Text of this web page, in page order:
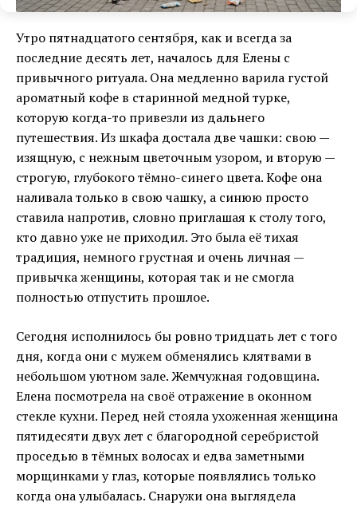
Утро пятнадцатого сентября, как и всегда за
последние десять лет, началось для Елены с
привычного ритуала. Она медленно варила густой
ароматный кофе в старинной медной турке,
которую когда-то привезли из дальнего
путешествия. Из шкафа достала две чашки: свою —
изящную, с нежным цветочным узором, и вторую —
строгую, глубокого тёмно-синего цвета. Кофе она
наливала только в свою чашку, а синюю просто
ставила напротив, словно приглашая к столу того,
кто давно уже не приходил. Это была её тихая
традиция, немного грустная и очень личная —
привычка женщины, которая так и не смогла
полностью отпустить прошлое.
Сегодня исполнилось бы ровно тридцать лет с того
дня, когда они с мужем обменялись клятвами в
небольшом уютном зале. Жемчужная годовщина.
Елена посмотрела на своё отражение в оконном
стекле кухни. Перед ней стояла ухоженная женщина
пятидесяти двух лет с благородной серебристой
проседью в тёмных волосах и едва заметными
морщинками у глаз, которые появлялись только
когда она улыбалась. Снаружи она выглядела